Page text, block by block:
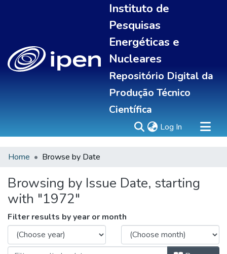
Instituto de
Pesquisas
Energéticas e
Nucleares
Repositório Digital da
Produção Técnico
Científica
Log In (current)
Sobre
Portal do pesquisador
Communities & Collections
All of DSpace
Statistics
Home Browse by Date
Browsing by Issue Date, starting
with "1972"
Filter results by year or month